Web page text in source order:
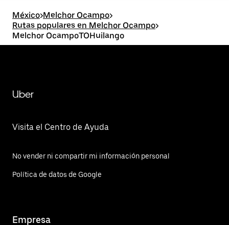
México>Melchor Ocampo>
Rutas populares en Melchor Ocampo>
Melchor OcampoTOHuilango
Uber
Visita el Centro de Ayuda
No vender ni compartir mi información personal
Política de datos de Google
Empresa